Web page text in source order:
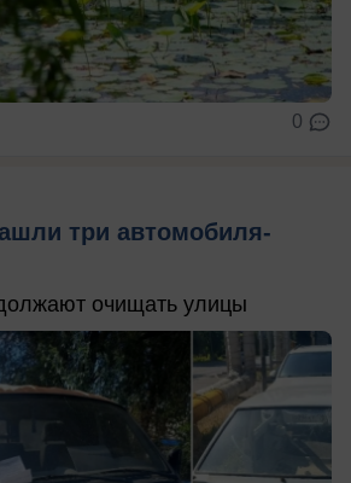
0
три автомобиля-
очищать улицы